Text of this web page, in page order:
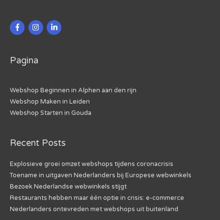
Pagina
Webshop Beginnen in Alphen aan den rijn
Webshop Maken in Leiden
Webshop Starten in Gouda
Recent Posts
Explosieve groei omzet webshops tijdens coronacrisis
Toename in uitgaven Nederlanders bij Europese webwinkels
Bezoek Nederlandse webwinkels stijgt
Restaurants hebben maar één optie in crisis: e-commerce
Nederlanders ontevreden met webshops uit buitenland